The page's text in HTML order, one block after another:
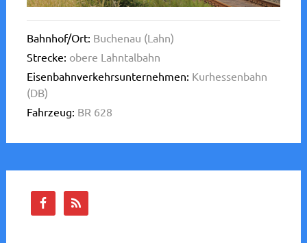
Bahnhof/Ort: Buchenau (Lahn)
Strecke: obere Lahntalbahn
Eisenbahnverkehrsunternehmen: Kurhessenbahn
(DB)
Fahrzeug: BR 628